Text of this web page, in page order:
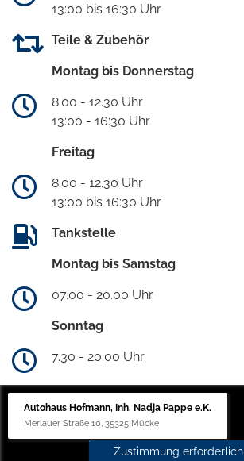
13:00 bis 16:30 Uhr
Teile & Zubehör
Montag bis Donnerstag
8.00 - 12.30 Uhr
13:00 - 16:30 Uhr
Freitag
8.00 - 12.30 Uhr
13:00 bis 16:30 Uhr
Tankstelle
Montag bis Samstag
07.00 - 20.00 Uhr
Sonntag
7.30 - 20.00 Uhr
Autohaus Hofmann, Inh. Nadja Pappe e.K.
Merlauer Straße 10, 35325 Mücke
Zustimmung erforderlich